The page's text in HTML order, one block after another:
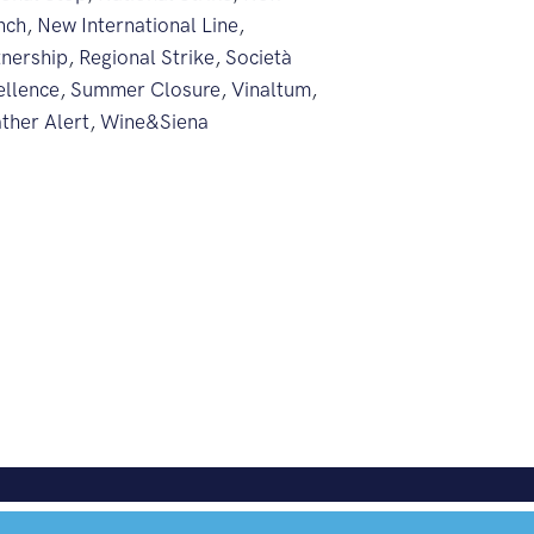
, New International Line,
, Regional Strike, Società
, Summer Closure,Vinaltum,
Alert,Wine&Siena